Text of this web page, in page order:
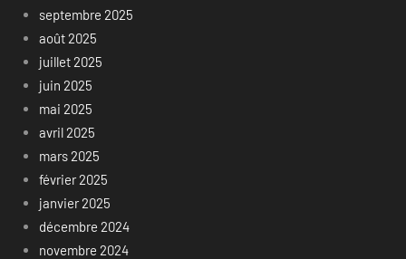
septembre 2025
août 2025
juillet 2025
juin 2025
mai 2025
avril 2025
mars 2025
février 2025
janvier 2025
décembre 2024
novembre 2024